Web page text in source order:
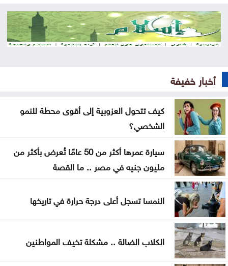
من كريم خان إلى بيدرو سانشيز… كلفة الوقوف مع
فلسطين
دراسة حديثة: التحدث بأكثر من لغة يبطئ الشيخوخة
البيولوجية للدماغ
لا تغيير على موعد العودة للمدارس
تركيا والسعودية وباكستان تعتزم توقيع اتفاقية دفاع
مشترك
أميركية وإسرائيلية مضيق هرمز
ترامب يوقع أمرا تنفيذيا يهدف لتقييد حق اكتساب
الجنسية الأميركية بالولادة
أخبار خفيفة
كيف تتحول العزوبية إلى أقوى محطة للنمو
الشخصي؟
سيارة عمرها أكثر من 50 عامًا تُعرض بأكثر من
مليون جنيه في مصر .. ما القصة
النمسا تسجل أعلى درجة حرارة في تاريخها
الكلاب الضالة .. مشكلة تخيف المواطنين